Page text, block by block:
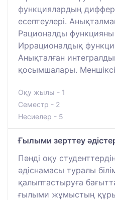
функциялардың
есептеулері.
Рационалды функцияны
Иррационалдық
Анықталған
қосымшалары.
Оқу жылы - 1
Семестр - 2
Несиелер - 5
Ғылыми зерттеу
Пәнді оқу
әдіснамасы туралы
қалыптастыруға
ғылыми жұмыстың